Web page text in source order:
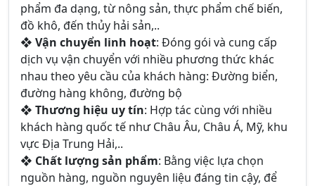
phẩm đa dạng, từ nông sản, thực phẩm chế biến,
đồ khô, đến thủy hải sản,..
❖ Vận chuyển linh hoạt: Đóng gói và cung cấp
dịch vụ vận chuyển với nhiều phương thức khác
nhau theo yêu cầu của khách hàng: Đường biển,
đường hàng không, đường bộ
❖ Thương hiệu uy tín: Hợp tác cùng với nhiều
khách hàng quốc tế như Châu Âu, Châu Á, Mỹ, khu
vực Địa Trung Hải,..
❖ Chất lượng sản phẩm: Bằng việc lựa chọn
nguồn hàng, nguồn nguyên liệu đáng tin cậy, để